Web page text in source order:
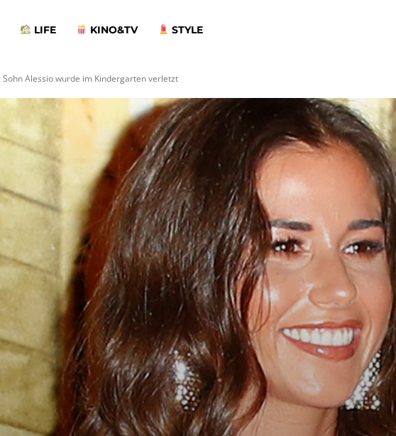
LIFE KINO&TV STYLE
Alessio wurde im Kindergarten verletzt